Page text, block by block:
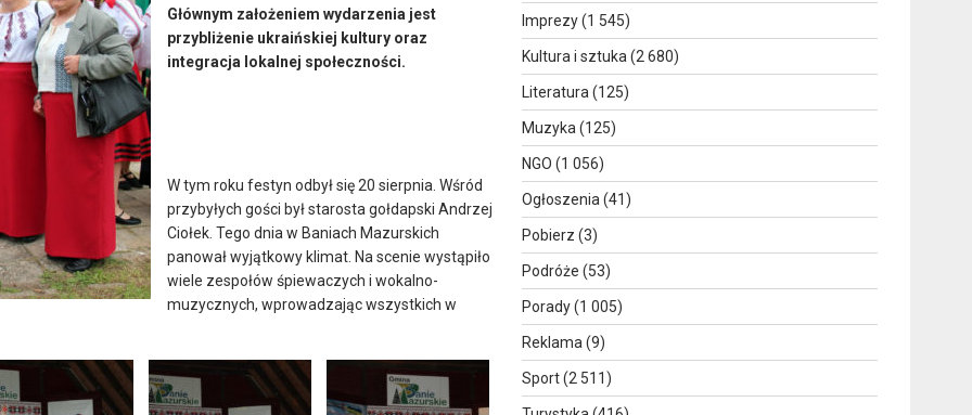
Głównym założeniem wydarzenia jest
przybliżenie ukraińskiej kultury oraz
integracja lokalnej społeczności.
W tym roku festyn odbył się 20 sierpnia. Wśród
przybyłych gości był starosta gołdapski Andrzej
Ciołek. Tego dnia w Baniach Mazurskich
panował wyjątkowy klimat. Na scenie wystąpiło
wiele zespołów śpiewaczych i wokalno-
muzycznych, wprowadzając wszystkich w
Imprezy(1 545)
Kultura i sztuka (2 680)
Literatura (125)
Muzyka (125)
NGO (1 056)
Ogłoszenia (41)
Pobierz (3)
Podróże (53)
Porady(1 005)
Reklama (9)
Sport(2 511)